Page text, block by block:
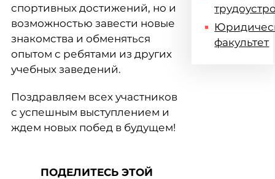
спортивных достижений, но и
возможностью завести новые
знакомства и обменяться
опытом с ребятами из других
учебных заведений.
Поздравляем всех участников
с успешным выступлением и
ждем новых побед в будущем!
ПОДЕЛИТЕСЬ ЭТОЙ
факультет